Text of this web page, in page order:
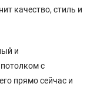
качество, стиль и
и
с
прямо сейчас и